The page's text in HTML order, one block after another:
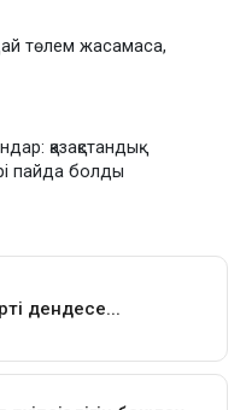
төлем жасамаса,
қазақстандық
пайда болды